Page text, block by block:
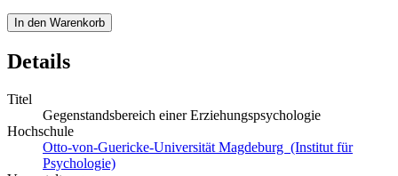
In den Warenkorb
Details
Titel
Gegenstandsbereich einer Erziehungspsychologie
Hochschule
Otto-von-Guericke-Universität Magdeburg (Institut für
Psychologie)